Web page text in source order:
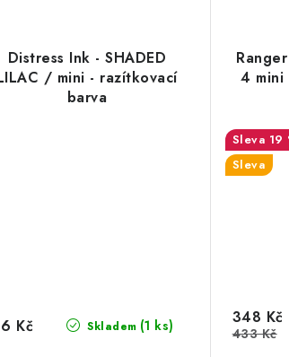
Distress Ink - SHADED
/ mini - razítkovací
barva
Skladem (1 ks)
Kč
4 mini
19
Sleva
348 Kč
433 Kč